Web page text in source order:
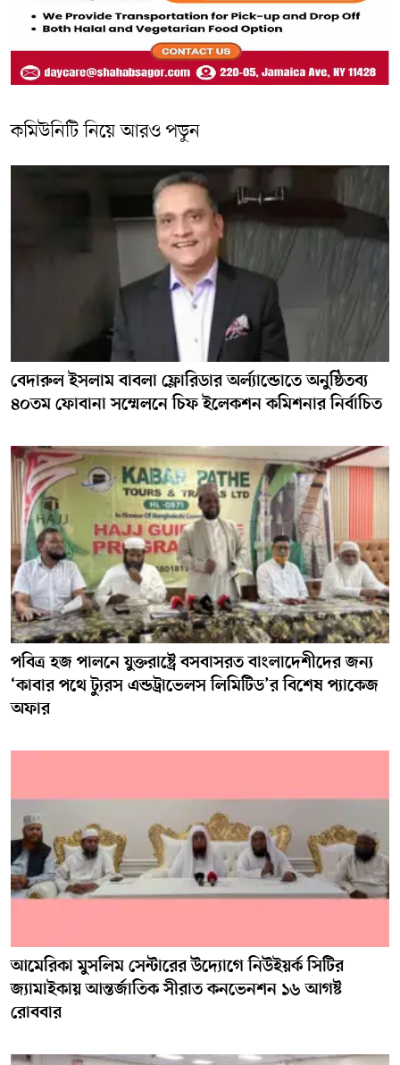
কমিউনিটি নিয়ে আরও পড়ুন
বেদারুল ইসলাম বাবলা ফ্লোরিডার অর্ল্যান্ডোতে অনুষ্ঠিতব্য
৪০তম ফোবানা সম্মেলনে চিফ ইলেকশন কমিশনার নির্বাচিত
পবিত্র হজ পালনে যুক্তরাষ্ট্রে বসবাসরত বাংলাদেশীদের জন্য
‘কাবার পথে ট্যুরস এন্ডট্রাভেলস লিমিটিড’র বিশেষ প্যাকেজ
অফার
আমেরিকা মুসলিম সেন্টারের উদ্যোগে নিউইয়র্ক সিটির
জ্যামাইকায় আন্তর্জাতিক সীরাত কনভেনশন ১৬ আগষ্ট
রোববার